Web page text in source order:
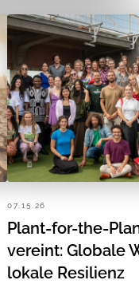
07.15.26
Plant-for-the-
vereint: Globale
lokale Resilienz